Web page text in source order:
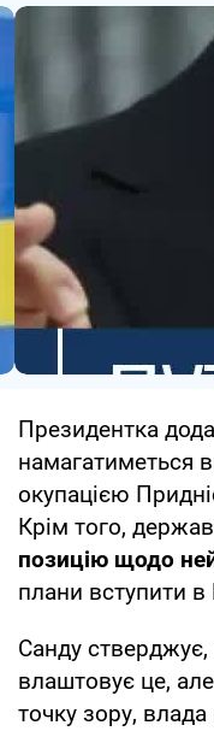
Президентка
намагатиметься
окупацією
Крім того,
позицію щодо
плани вступити
Санду
влаштовує це,
точку зору,